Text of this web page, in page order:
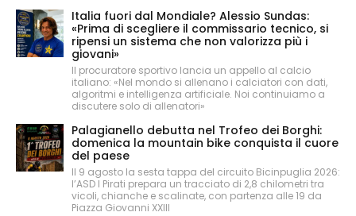
Italia fuori dal Mondiale? Alessio Sundas:
«Prima di scegliere il commissario tecnico, si
ripensi un sistema che non valorizza più i
giovani»
Il procuratore sportivo lancia un appello al calcio
italiano: «Nel mondo si allenano i calciatori con dati,
algoritmi e intelligenza artificiale. Noi continuiamo a
discutere solo di allenatori»
Palagianello debutta nel Trofeo dei Borghi:
domenica la mountain bike conquista il cuore
del paese
Il 9 agosto la sesta tappa del circuito Bicinpuglia 2026:
l’ASD I Pirati prepara un tracciato di 2,8 chilometri tra
vicoli, chianche e scalinate, con partenza alle 19 da
Piazza Giovanni XXIII